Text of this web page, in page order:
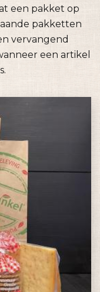
een pakket op
pakketten
vervangend
een artikel